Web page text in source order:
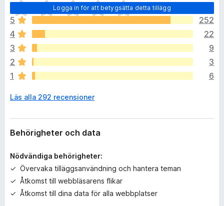
Advanced Usage
More Keyboard Shortcuts
Automatically Delete History
Cookies
Scripts
Comparison with other privacy configurations and
Add-ons
Complementing Add-ons
Recommended privacy enhancing Add-ons
ö
a
t
t
Logga in för att betygsätta detta tillägg
D
e
t
f
i
n
n
s
n
a
b
t
g
ä
n
5
252
4
22
3
9
2
3
1
6
Läs alla 292 recensioner
Behörigheter och data
Nödvändiga behörigheter:
Övervaka tilläggsanvändning och hantera teman
Åtkomst till webbläsarens flikar
Åtkomst till dina data för alla webbplatser